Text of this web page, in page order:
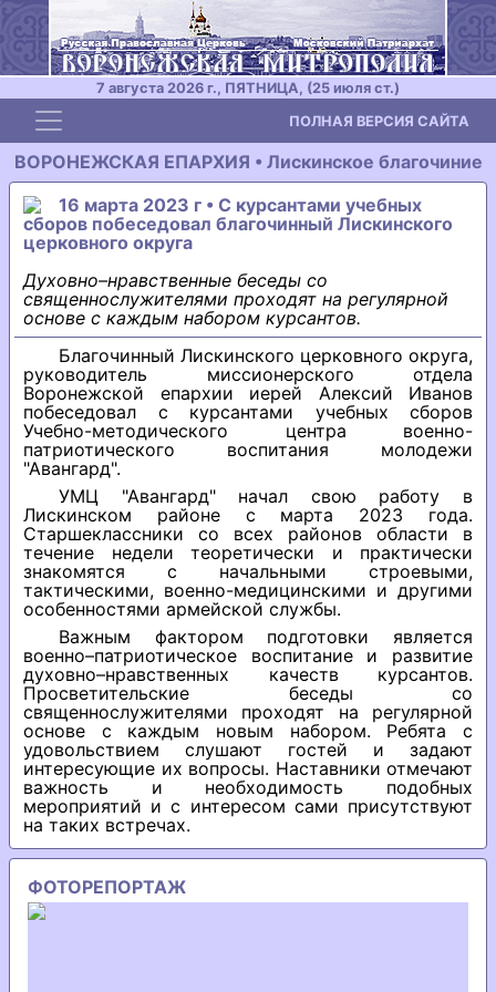
7 августа 2026 г., ПЯТНИЦА, (25 июля ст.)
Toggle navigation ПОЛНАЯ ВЕРСИЯ САЙТА
ВОРОНЕЖСКАЯ ЕПАРХИЯ • Лискинское благочиние
16 марта 2023 г • С курсантами учебных
сборов побеседовал благочинный Лискинского
церковного округа
Духовно–нравственные беседы со
священнослужителями проходят на регулярной
основе с каждым набором курсантов.
Благочинный Лискинского церковного округа,
руководитель миссионерского отдела
Воронежской епархии иерей Алексий Иванов
побеседовал с курсантами учебных сборов
Учебно-методического центра военно-
патриотического воспитания молодежи
"Авангард".
УМЦ "Авангард" начал свою работу в
Лискинском районе с марта 2023 года.
Старшеклассники со всех районов области в
течение недели теоретически и практически
знакомятся с начальными строевыми,
тактическими, военно-медицинскими и другими
особенностями армейской службы.
Важным фактором подготовки является
военно–патриотическое воспитание и развитие
духовно–нравственных качеств курсантов.
Просветительские беседы со
священнослужителями проходят на регулярной
основе с каждым новым набором. Ребята с
удовольствием слушают гостей и задают
интересующие их вопросы. Наставники отмечают
важность и необходимость подобных
мероприятий и с интересом сами присутствуют
на таких встречах.
ФОТОРЕПОРТАЖ